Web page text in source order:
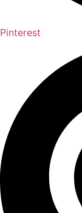
Pinterest